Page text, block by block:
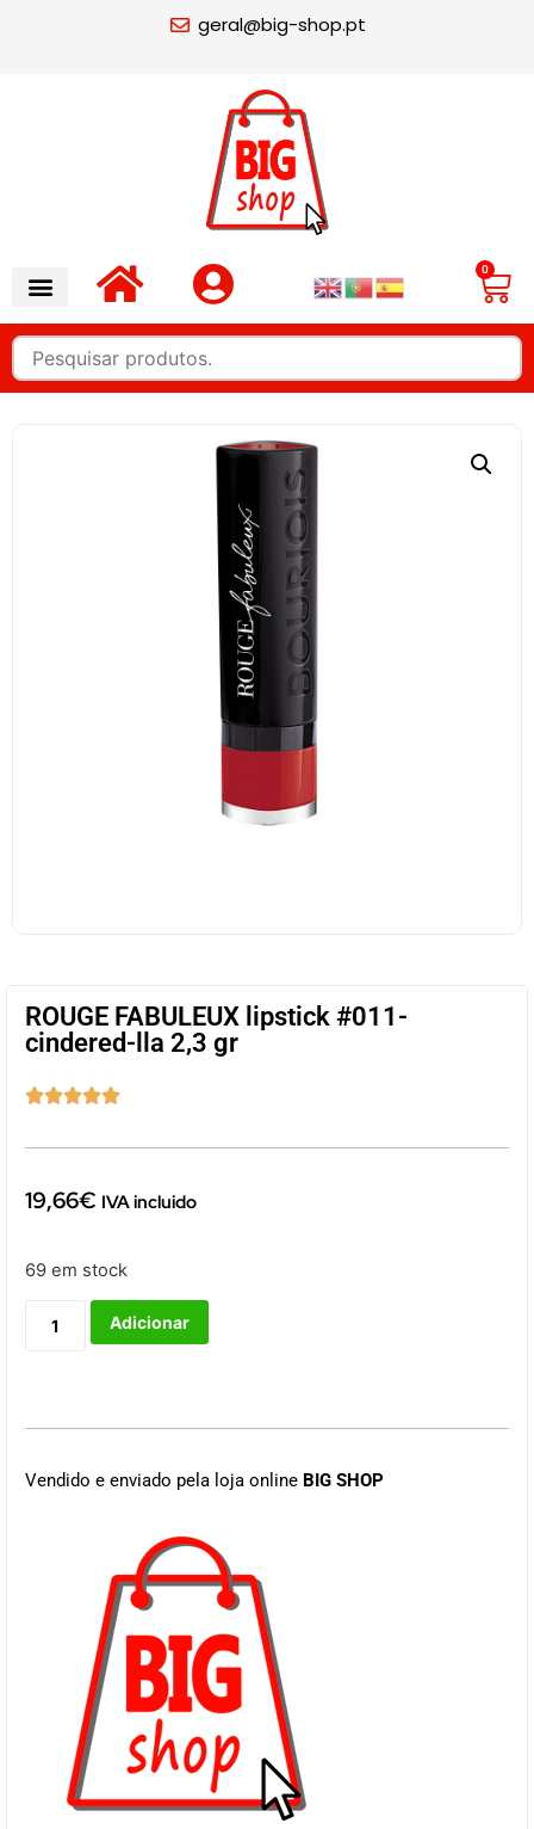
geral@big-shop.pt
0
ROUGE FABULEUX lipstick #011-
cindered-lla 2,3 gr

19,66€ IVA incluido
69 em stock
Adicionar
Vendido e enviado pela loja online BIG SHOP